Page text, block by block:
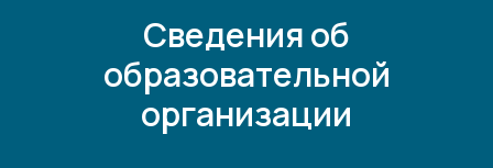
Сведения об
образовательной
организации